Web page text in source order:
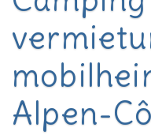
Alpen-